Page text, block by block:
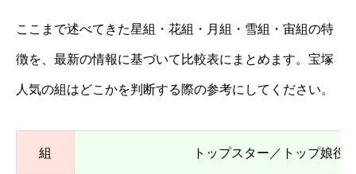
ここまで述べてきた星組・花組・月組・雪組・宙組の特
徴を、最新の情報に基づいて比較表にまとめます。宝塚
人気の組はどこかを判断する際の参考にしてください。
組 トップスター／トップ娘役